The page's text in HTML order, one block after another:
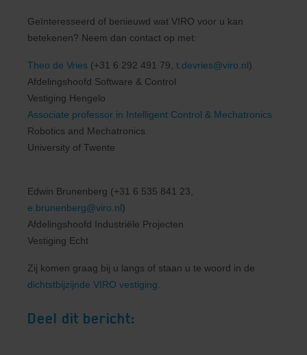
Geïnteresseerd of benieuwd wat VIRO voor u kan
betekenen? Neem dan contact op met:
Theo de Vries (+31 6 292 491 79, t.devries@viro.nl)
Afdelingshoofd Software & Control
Vestiging Hengelo
Associate professor in Intelligent Control & Mechatronics
Robotics and Mechatronics
University of Twente
Edwin Brunenberg (+31 6 535 841 23,
e.brunenberg@viro.nl)
Afdelingshoofd Industriële Projecten
Vestiging Echt
Zij komen graag bij u langs of staan u te woord in de
dichtstbijzijnde VIRO vestiging
Deel dit bericht: